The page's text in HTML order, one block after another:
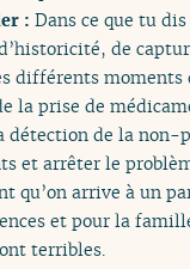
:Dans ce que tu
de
différents moments
la prise de
détection de la non-
et arrêter le
qu’on arrive à un
et pour la
terribles.